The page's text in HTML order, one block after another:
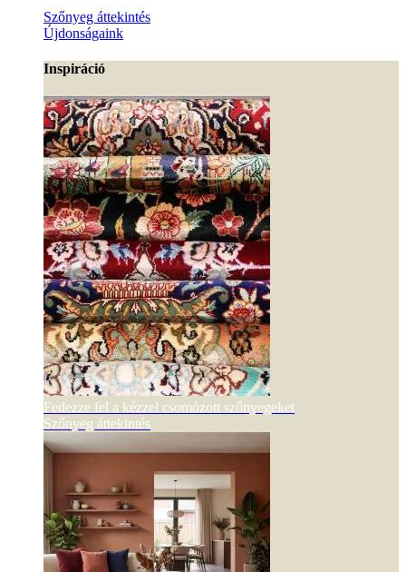
Szőnyeg áttekintés
Újdonságaink
Inspiráció
Fedezze fel a kézzel csomózott szőnyegeket
Szőnyeg áttekintés